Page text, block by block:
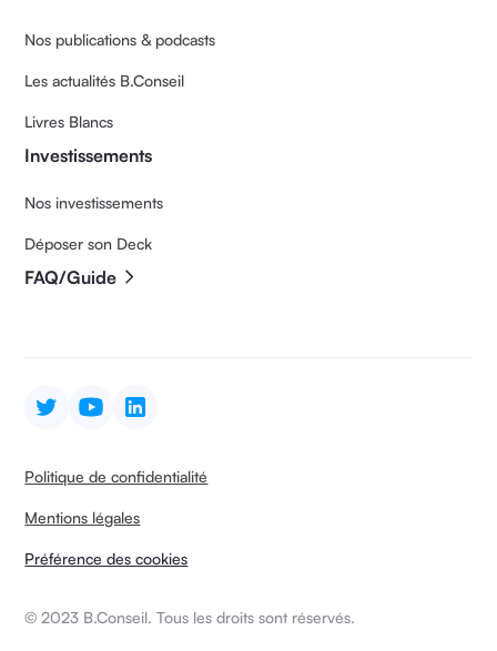
Nos publications & podcasts
Les actualités B.Conseil
Livres Blancs
Investissements
Nos investissements
Déposer son Deck
FAQ/Guide
© 2023 B.Conseil. Tous les droits sont réservés.
Politique de confidentialité
Mentions légales
Préférence des cookies